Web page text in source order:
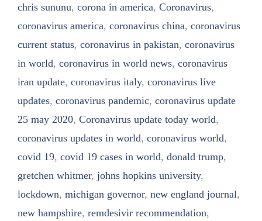
chris sununu, corona in america, Coronavirus,
coronavirus america, coronavirus china, coronavirus
current status, coronavirus in pakistan, coronavirus
in world, coronavirus in world news, coronavirus
iran update, coronavirus italy, coronavirus live
updates, coronavirus pandemic, coronavirus update
25 may 2020, Coronavirus update today world,
coronavirus updates in world, coronavirus world,
covid 19, covid 19 cases in world, donald trump,
gretchen whitmer, johns hopkins university,
lockdown, michigan governor, new england journal,
new hampshire, remdesivir recommendation,